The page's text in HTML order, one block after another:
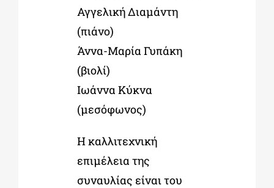
Αγγελική Διαμάντη
(πιάνο)
Άννα-Μαρία Γυπάκη
(βιολί)
Ιωάννα Κύκνα
(μεσόφωνος)
Η καλλιτεχνική
επιμέλεια της
συναυλίας είναι του